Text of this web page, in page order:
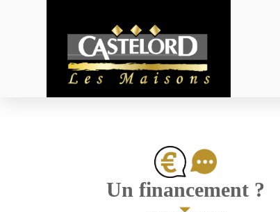
Un financement ?